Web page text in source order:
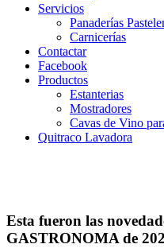
Servicios
Panaderías
Carnicerías
Contactar
Facebook
Productos
Estanterias
Mostradores
Cavas de Vino
Quitraco Lavadora
Esta fueron las
GASTRONOMA de